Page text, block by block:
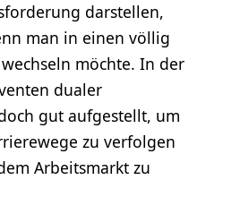
darstellen,
man in einen völlig
möchte. In der
dualer
gut aufgestellt, um
zu verfolgen
Arbeitsmarkt zu